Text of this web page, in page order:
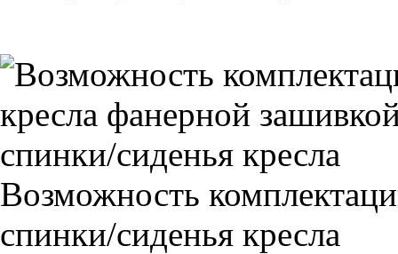
Возможность
спинки/сиденья кресла